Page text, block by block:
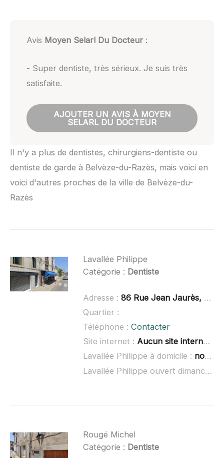
Avis Moyen Selarl Du Docteur:
- Super dentiste, très sérieux. Je suis très
satisfaite.
AJOUTER UN AVIS À MOYEN
SELARL DU DOCTEUR
Il n'y a plus de dentistes, chirurgiens-dentiste ou
dentiste de garde à Belvèze-du-Razès, mais voici en
voici d'autres proches de la ville de Belvèze-du-
Razès
Lavallée Philippe
Catégorie : Dentiste
Adresse : 86 Rue Jean Jaurès, 09300 Lavelanet
Quartier :
Téléphone : Contacter
Site internet : Aucun site internet connu
Lavallée Philippe à domicile : non renseigné
Lavallée Philippe ouvert dimanche :
Rougé Michel
Catégorie : Dentiste